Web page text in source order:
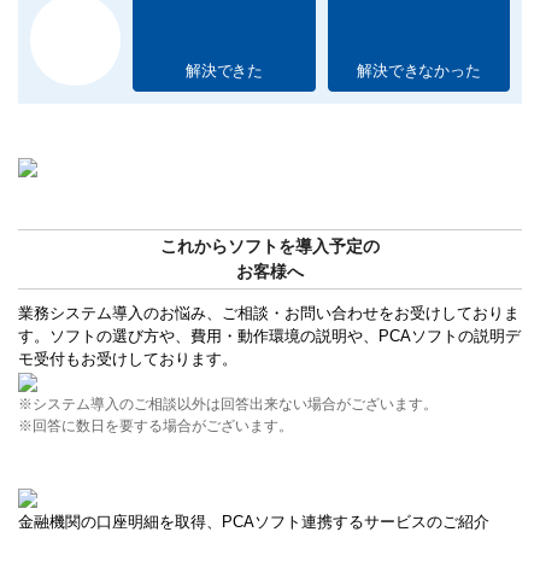
解決できた 解決できなかった
これからソフトを導入予定の
お客様へ
業務システム導入のお悩み、ご相談・お問い合わせをお受けしておりま
す。ソフトの選び方や、費用・動作環境の説明や、PCAソフトの説明デ
モ受付もお受けしております。
※システム導入のご相談以外は回答出来ない場合がございます。
※回答に数日を要する場合がございます。
金融機関の口座明細を取得、PCAソフト連携するサービスのご紹介